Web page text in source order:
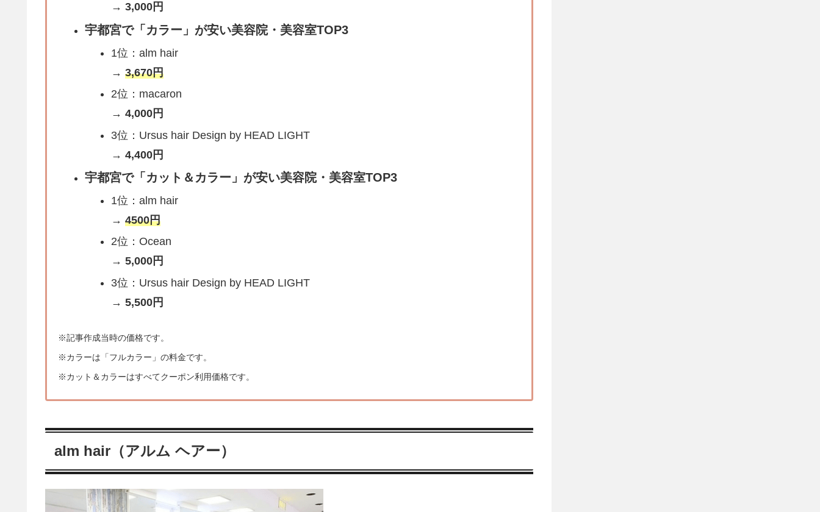
→3,000円
宇都宮で「カラー」が安い美容院・美容室TOP3
1位：alm hair
→3,670円
2位：macaron
→4,000円
3位：Ursus hair Design by HEAD LIGHT
→4,400円
宇都宮で「カット＆カラー」が安い美容院・美容室TOP3
1位：alm hair
→4500円
2位：Ocean
→5,000円
3位：Ursus hair Design by HEAD LIGHT
→5,500円
※記事作成当時の価格です。
※カラーは「フルカラー」の料金です。
※カット＆カラーはすべてクーポン利用価格です。
alm hair（アルム ヘアー）